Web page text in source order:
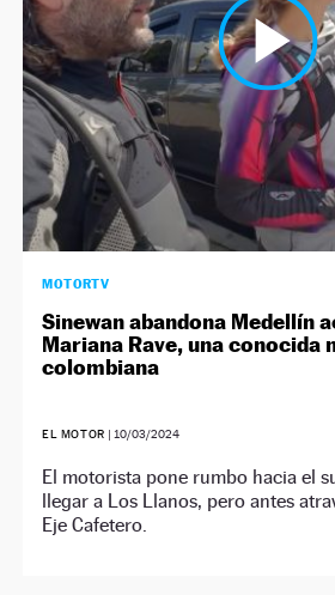
MOTORTV
Sinewan abandona Medellín
Mariana Rave, una conocida
colombiana
EL MOTOR | 10/03/2024
El motorista pone rumbo hacia el
llegar a Los Llanos, pero antes
Eje Cafetero.